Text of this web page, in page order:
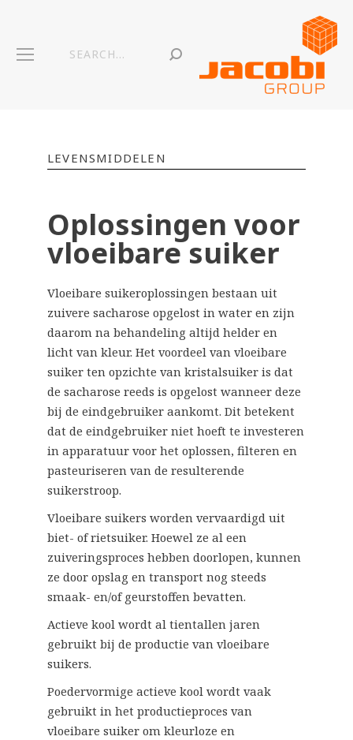
LEVENSMIDDELEN
Oplossingen voor
vloeibare suiker
Vloeibare suikeroplossingen bestaan uit
zuivere sacharose opgelost in water en zijn
daarom na behandeling altijd helder en
licht van kleur. Het voordeel van vloeibare
suiker ten opzichte van kristalsuiker is dat
de sacharose reeds is opgelost wanneer deze
bij de eindgebruiker aankomt. Dit betekent
dat de eindgebruiker niet hoeft te investeren
in apparatuur voor het oplossen, filteren en
pasteuriseren van de resulterende
suikerstroop.
Vloeibare suikers worden vervaardigd uit
biet- of rietsuiker. Hoewel ze al een
zuiveringsproces hebben doorlopen, kunnen
ze door opslag en transport nog steeds
smaak- en/of geurstoffen bevatten.
Actieve kool wordt al tientallen jaren
gebruikt bij de productie van vloeibare
suikers.
Poedervormige actieve kool wordt vaak
gebruikt in het productieproces van
vloeibare suiker om kleurloze en